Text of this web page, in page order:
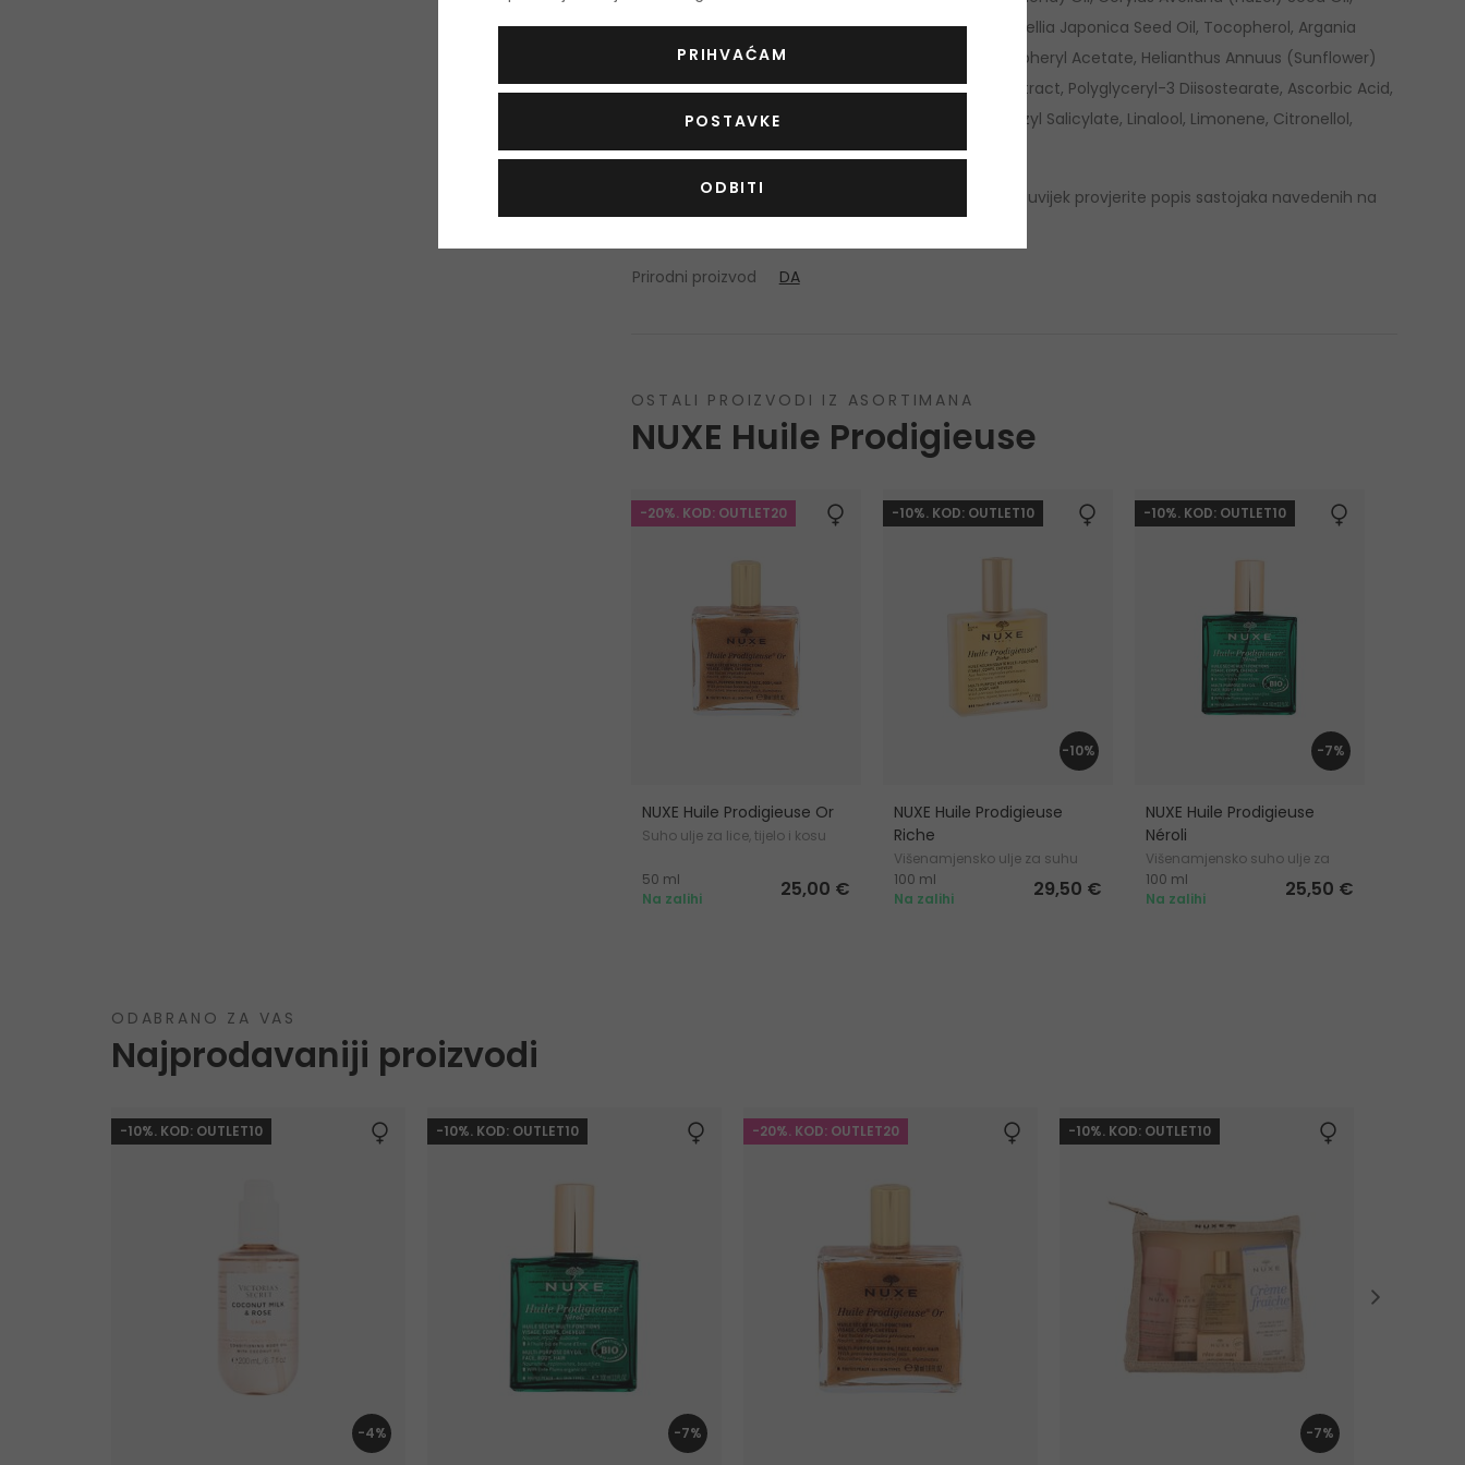
Camellia Oleifera Seed Oil, Parfum/Fragrance, Camellia Japonica Seed Oil, Tocopherol, Argania
Spinosa Kernel Oil, Borago Officinalis Seed Oil, Tocopheryl Acetate, Helianthus Annuus (Sunflower)
Seed Oil, Rosmarinus Officinalis (Rosemary) Leaf Extract, Polyglyceryl-3 Diisostearate, Ascorbic Acid,
Solanum Lycopersicum (Tomato) Fruit Extract, Benzyl Salicylate, Linalool, Limonene, Citronellol,
Geraniol [N2214/A].
Popis sastojaka se može promijeniti. Savjetuje se da uvijek provjerite popis sastojaka navedenih na
Prirodni proizvod DA
OSTALI PROIZVODI IZ ASORTIMANA
NUXE Huile Prodigieuse
-20%. KOD: OUTLET20
NUXE Huile Prodigieuse Or
Suho ulje za lice, tijelo i kosu
50 ml
Na zalihi
25,00 €
-10%. KOD: OUTLET10
-10%
NUXE Huile Prodigieuse
Riche
Višenamjensko ulje za suhu
kožu i kosu
100 ml
Na zalihi
29,50 €
-10%. KOD: OUTLET10
-7%
NUXE Huile Prodigieuse
Néroli
Višenamjensko suho ulje za
uljepšavanje lica, tijela i kose
100 ml
Na zalihi
25,50 €
ODABRANO ZA VAS
Najprodavaniji proizvodi
-10%. KOD: OUTLET10
-4%
-10%. KOD: OUTLET10
-7%
-20%. KOD: OUTLET20 -10%. KOD: OUTLET10
-7%
PRIHVAĆAM
POSTAVKE
ODBITI